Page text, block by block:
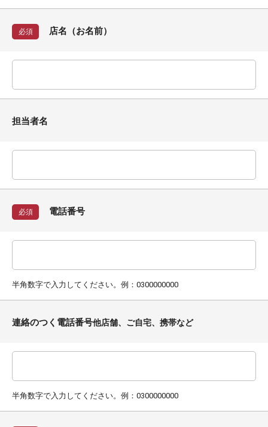
必須 店名（お名前）
担当者名
必須 電話番号
半角数字で入力してください。例：0300000000
連絡のつく電話番号他店舗、ご自宅、携帯など
半角数字で入力してください。例：0300000000